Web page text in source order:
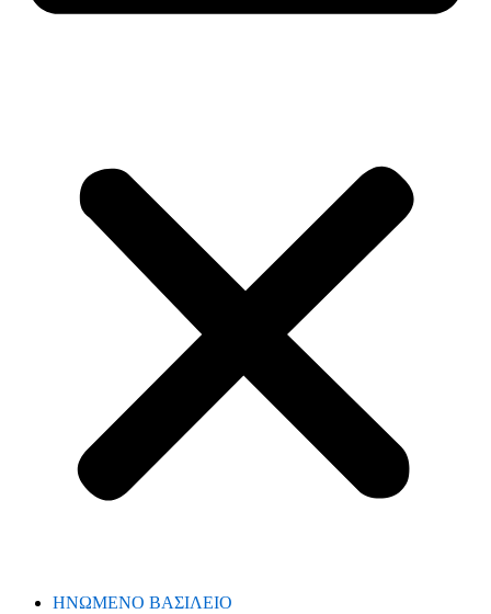
ΗΝΩΜΕΝΟ ΒΑΣΙΛΕΙΟ